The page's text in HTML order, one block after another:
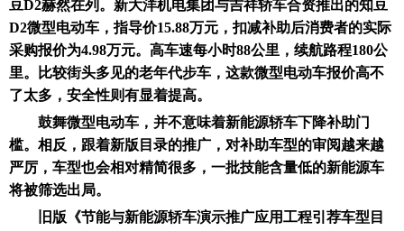
豆D2赫然在列。新大洋机电集团与吉祥轿车合资推出的知豆
D2微型电动车，指导价15.88万元，扣减补助后消费者的实际
采购报价为4.98万元。高车速每小时88公里，续航路程180公
里。比较街头多见的老年代步车，这款微型电动车报价高不
了太多，安全性则有显着提高。
鼓舞微型电动车，并不意味着新能源轿车下降补助门
槛。相反，跟着新版目录的推广，对补助车型的审阅越来越
严厉，车型也会相对精简很多，一批技能含量低的新能源车
将被筛选出局。
旧版《节能与新能源轿车演示推广应用工程引荐车型目